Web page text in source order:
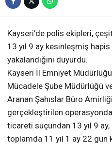
Kayseri’de polis ekipleri,
13 yıl 9 ay kesinleşmiş
yakalandığını duyurdu.
Kayseri İl Emniyet
Mücadele Şube Müdürlüğü
Aranan Şahıslar Büro
gerçekleştirilen
ticareti suçundan 13 yıl 9
toplamda 11 yıl 1 ay 22 gün